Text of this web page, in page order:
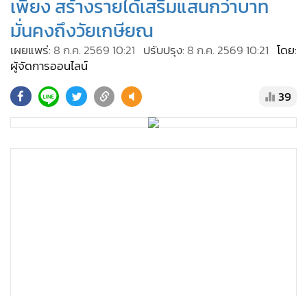
• CbizReview
• Cyber BIZ
• ผู้จัดกวน
•
• Green Innovation & SD
• Management & HR
เพียง สร้างรายได้เสริมแสนกว่าบาท
มั่นคงถึงวัยเกษียณ
เผยแพร่: 8 ก.ค. 2569 10:21 ปรับปรุง: 8 ก.ค. 2569 10:21 โดย:
ผู้จัดการออนไลน์
39